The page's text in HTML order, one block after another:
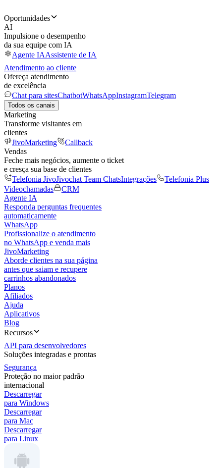
Oportunidades
AI
Impulsione o desempenho
da sua equipe com IA
Agente IAAssistente de IA
Atendimento ao cliente
Ofereça atendimento
de excelência
Chat para sitesChatbotWhatsAppInstagramTelegram
Todos os canais
Marketing
Transforme visitantes em
clientes
JivoMarketing
Callback
Vendas
Feche mais negócios, aumente o ticket
e cresça sua base de clientes
Telefonia JivoJivochat Team ChatsIntegrações
Telefonia Plus
Videochamadas
CRM
Agente IA
Responda perguntas frequentes
automaticamente
WhatsApp
Profissionalize o atendimento
no WhatsApp e venda mais
JivoMarketing
Aborde clientes na sua página
antes que saiam e recupere
carrinhos abandonados
Planos
Afiliados
Ajuda
Aplicativos
Blog
Recursos
API para desenvolvedores
Soluções integradas e prontas
Segurança
Proteção no maior padrão
internacional
Descarregar
para Windows
Descarregar
para Mac
Descarregar
para Linux